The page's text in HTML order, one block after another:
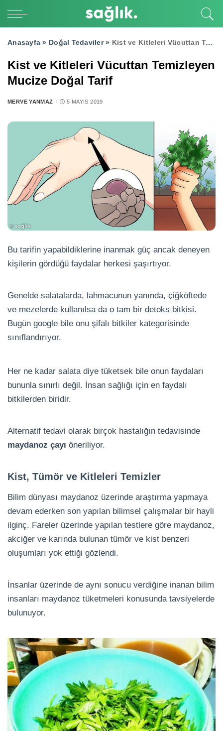
Anasayfa » Doğal Tedaviler» Kist ve Kitleleri Vücuttan Temizleyen Mucize Doğal Tarif
Kist ve Kitleleri Vücuttan Temizleyen
Mucize Doğal Tarif
POSTED
MERVE YANMAZ 5 MAYIS 2019
Bu tarifin yapabildiklerine inanmak güç ancak deneyen
kişilerin gördüğü faydalar herkesi şaşırtıyor.
Genelde salatalarda, lahmacunun yanında, çiğköftede
ve mezelerde kullanılsa da o tam bir detoks bitkisi.
Bugün google bile onu şifalı bitkiler kategorisinde
sınıflandırıyor.
Her ne kadar salata diye tüketsek bile onun faydaları
bununla sınırlı değil. İnsan sağlığı için en faydalı
bitkilerden biridir.
Alternatif tedavi olarak birçok hastalığın tedavisinde
maydanoz çayı öneriliyor.
Kist, Tümör ve Kitleleri Temizler
Bilim dünyası maydanoz üzerinde araştırma yapmaya
devam ederken son yapılan bilimsel çalışmalar bir hayli
ilginç. Fareler üzerinde yapılan testlere göre maydanoz,
akciğer ve karında bulunan tümör ve kist benzeri
oluşumları yok ettiği gözlendi.
İnsanlar üzerinde de aynı sonucu verdiğine inanan bilim
insanları maydanoz tüketmeleri konusunda tavsiyelerde
bulunuyor.